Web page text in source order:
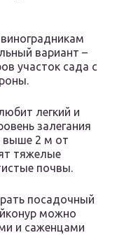
вариант –
участок сада с
легкий и
залегания
выше 2 м от
тяжелые
почвы.
посадочный
можно
и саженцами